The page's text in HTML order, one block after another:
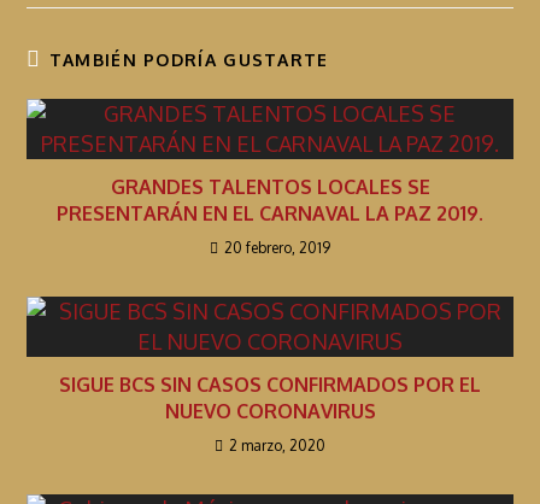
a
r
l
e
d
TAMBIÉN PODRÍA GUSTARTE
GRANDES TALENTOS LOCALES SE
PRESENTARÁN EN EL CARNAVAL LA PAZ 2019.
20 febrero, 2019
SIGUE BCS SIN CASOS CONFIRMADOS POR EL
NUEVO CORONAVIRUS
2 marzo, 2020